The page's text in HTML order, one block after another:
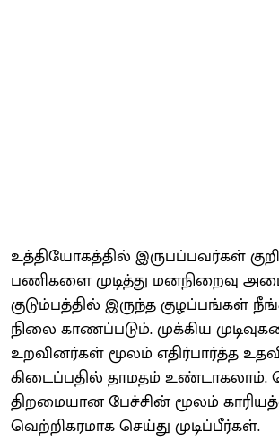
உத்தியோகத்தில் இருபப்பவர்கள்
பணிகளை முடித்து மனநிறைவு
குடும்பத்தில் இருந்த குழப்பங்கள்
நிலை காணப்படும். முக்கிய
உறவினர்கள் மூலம் எதிர்பார்த்த
கிடைப்பதில் தாமதம் உண்டாகலாம்.
திறமையான பேச்சின் மூலம்
வெற்றிகரமாக செய்து முடிப்பீர்கள்.